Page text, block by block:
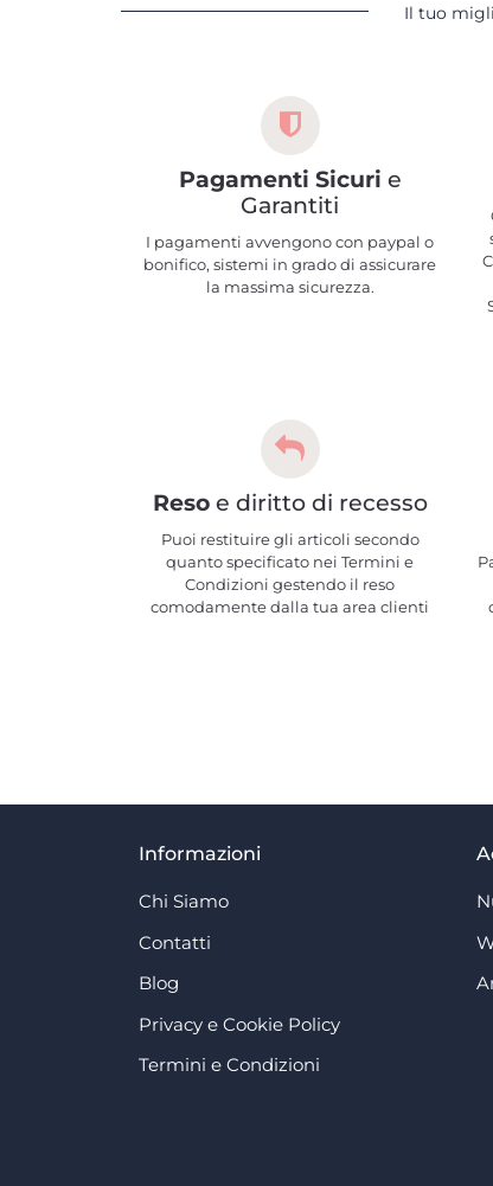
Il tuo
Pagamenti Sicuri e
Garantiti
I pagamenti avvengono con paypal o
bonifico, sistemi in grado di assicurare
la massima sicurezza.
Resoe diritto di recesso
Puoi restituire gli articoli secondo
quanto specificato nei Termini e
Condizioni gestendo il reso
comodamente dalla tua area clienti
Informazioni
Chi Siamo
Contatti
Blog
Privacy e Cookie Policy
Termini e Condizioni